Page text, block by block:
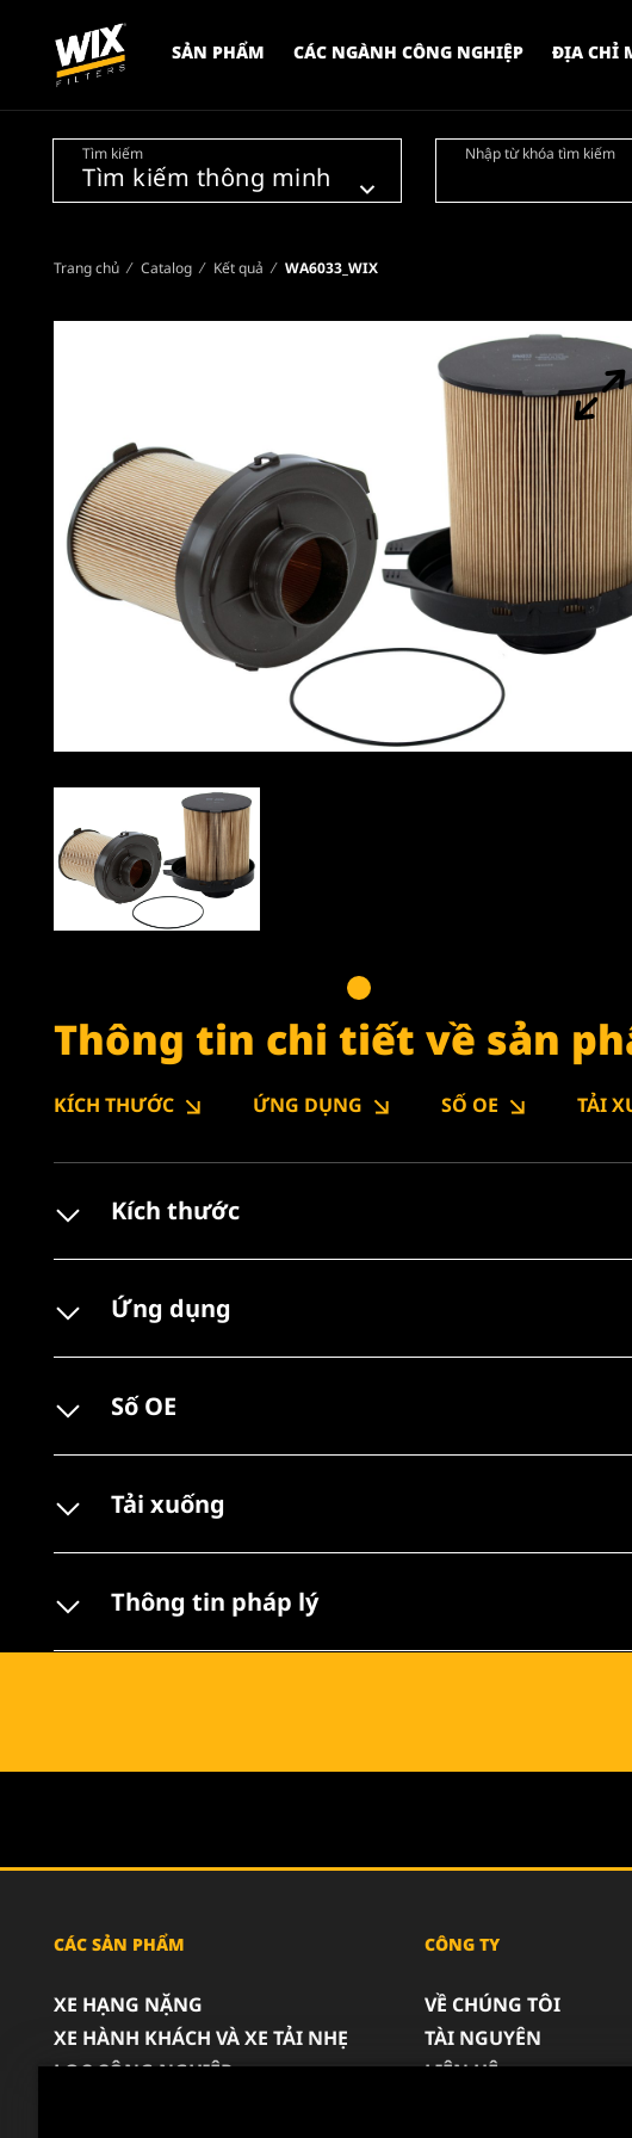
SẢN PHẨM CÁC NGÀNH CÔNG NGHIỆP ĐỊA CHỈ
Tìm kiếm Nhập từ khóa tìm kiếm
Trang chủ Catalog Kết quả WA6033_WIX
Thông tin chi tiết về sản
KÍCH THƯỚC ỨNG DỤNG SỐ OE TẢI
Kích thước
Ứng dụng
Số OE
Tải xuống
Thông tin pháp lý
CÁC SẢN PHẨM
XE HẠNG NẶNG
XE HÀNH KHÁCH VÀ XE TẢI NHẸ
LỌC CÔNG NGHIỆP
CÔNG TY
VỀ CHÚNG TÔI
TÀI NGUYÊN
LIÊN HỆ